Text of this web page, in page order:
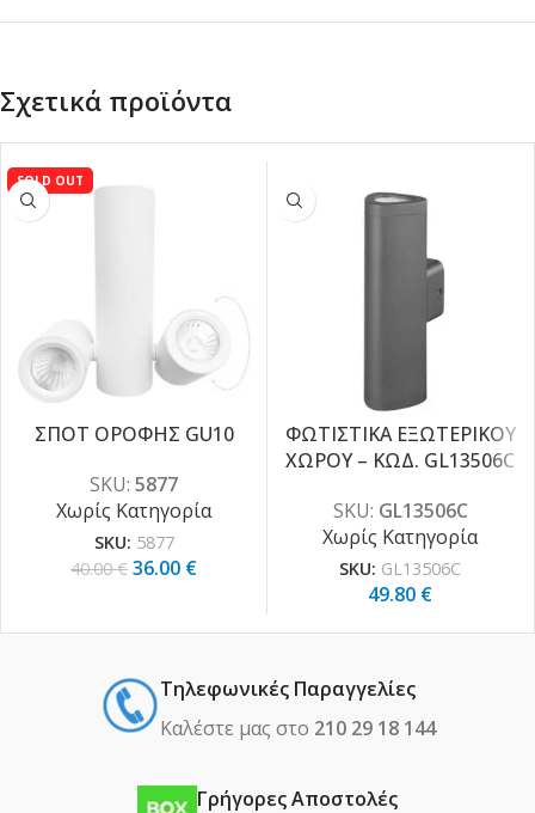
Σχετικά προϊόντα
SOLD OUT
ΣΠΟΤ ΟΡΟΦΗΣ GU10
SKU: 5877
Χωρίς Κατηγορία
SKU: 5877
40.00€ 36.00 €
ΦΩΤΙΣΤΙΚΑ ΕΞΩΤΕΡΙΚΟΥ
ΧΩΡΟΥ – ΚΩΔ. GL13506C
SKU: GL13506C
Χωρίς Κατηγορία
SKU: GL13506C
49.80 €
Τηλεφωνικές Παραγγελίες
Καλέστε μας στο 210 29 18 144
Γρήγορες Αποστολές